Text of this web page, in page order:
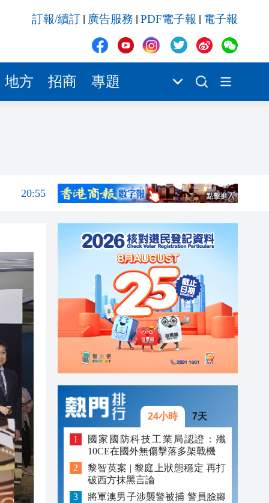
訂報/續訂 廣告服務 PDF電子報 電子報
地方 招商 專題
20:42
20:40
20:42
20:40
20:39
21:08
20:42
20:42
20:41
20:40
20:39
24小時 7天
國家國防科技工業局認證：殲
10CE在國外無傷擊落多架戰機
黎智英案 | 黎庭上狀態穩定 再打
破西方抹黑言論
將軍澳男子涉襲警被捕 警員臉腳